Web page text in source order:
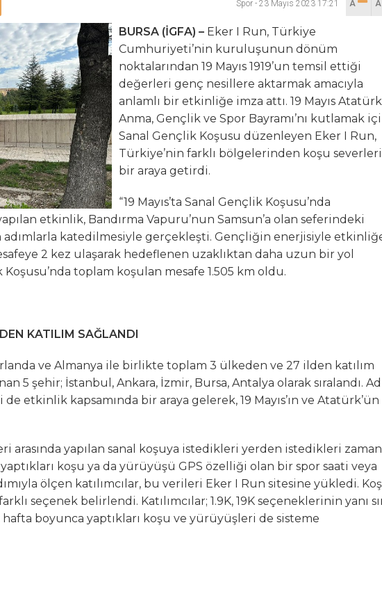
“Yetki Alanı” Tartışması: Belediye Başkanı Özlü’ye Yönelik Sözlere
Engin’den “asılsız haber” açıklaması
Avcıları Kütahya Valisine tepki gösterdi
Patpat Kazası: 3’ü Çocuk 7 Kişi Yaralandı
boğulma paniği
Spor - 23 Mayıs 2023 17:21 A
BURSA (İGFA) – Eker I Run, Türkiye
Cumhuriyeti’nin kuruluşunun dönüm
noktalarından 19 Mayıs 1919’un temsil ettiği
değerleri genç nesillere aktarmak amacıyla
anlamlı bir etkinliğe imza attı. 19 Mayıs
Anma, Gençlik ve Spor Bayramı’nı kutlamak
Sanal Gençlik Koşusu düzenleyen Eker I Run,
Türkiye’nin farklı bölgelerinden koşu severleri
bir araya getirdi.
“19 Mayıs’ta Sanal Gençlik Koşusu’nda
etkinlik, Bandırma Vapuru’nun Samsun’a olan seferindeki
adımlarla katedilmesiyle gerçekleşti. Gençliğin enerjisiyle
2 kez ulaşarak hedeflenen uzaklıktan daha uzun bir yol
Koşusu’nda toplam koşulan mesafe 1.505 km oldu.
KATILIM SAĞLANDI
İrlanda ve Almanya ile birlikte toplam 3 ülkeden ve 27 ilden katılım
5 şehir; İstanbul, Ankara, İzmir, Bursa, Antalya olarak sıralandı.
etkinlik kapsamında bir araya gelerek, 19 Mayıs’ın ve Atatürk’ün
arasında yapılan sanal koşuya istedikleri yerden istedikleri
koşu ya da yürüyüşü GPS özelliği olan bir spor saati veya
ölçen katılımcılar, bu verileri Eker I Run sitesine yükledi.
seçenek belirlendi. Katılımcılar; 1.9K, 19K seçeneklerinin yanı
boyunca yaptıkları koşu ve yürüyüşleri de sisteme